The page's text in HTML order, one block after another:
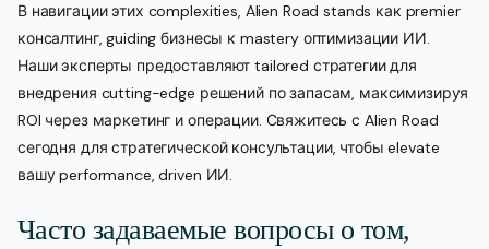
В навигации этих complexities, Alien Road stands как premier
консалтинг, guiding бизнесы к mastery оптимизации ИИ.
Наши эксперты предоставляют tailored стратегии для
внедрения cutting-edge решений по запасам, максимизируя
ROI через маркетинг и операции. Свяжитесь с Alien Road
сегодня для стратегической консультации, чтобы elevate
вашу performance, driven ИИ.
Часто задаваемые вопросы о том,